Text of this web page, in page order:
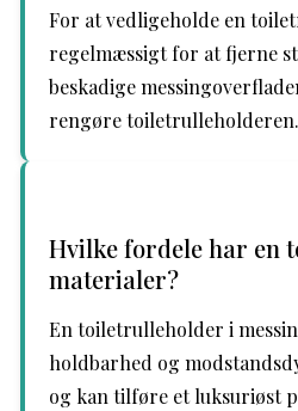
For at vedligeholde en
regelmæssigt for at fjerne
beskadige
rengøre toiletrulleholderen.
Hvilke fordele har en
materialer?
En toiletrulleholder i
holdbarhed og
og kan tilføre et luksuriøst